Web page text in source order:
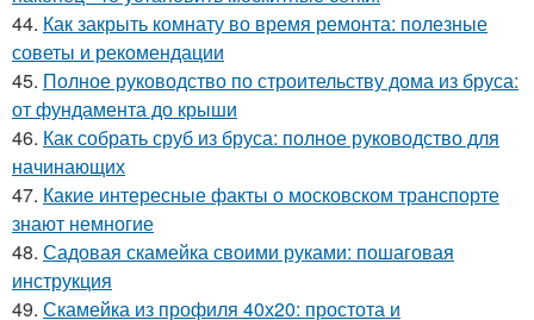
44. Как закрыть комнату во время ремонта: полезные
советы и рекомендации
45. Полное руководство по строительству дома из бруса:
от фундамента до крыши
46. Как собрать сруб из бруса: полное руководство для
начинающих
47. Какие интересные факты о московском транспорте
знают немногие
48. Садовая скамейка своими руками: пошаговая
инструкция
49. Скамейка из профиля 40х20: простота и